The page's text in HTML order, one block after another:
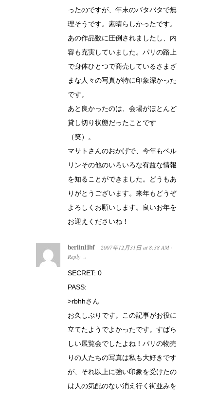
ったのですが、年末のバタバタで無
理そうです。素晴らしかったです。
あの作品数に圧倒されましたし、内
容も充実していました。パリの路上
で身体ひとつで商売しているさまざ
まな人々の写真が特に印象深かった
です。
あと良かったのは、会場がほとんど
貸し切り状態だったことです
（笑）。
マサトさんのおかげで、今年もベル
リンその他のいろいろな有益な情報
を知ることができました。どうもあ
りがとうございます。来年もどうぞ
よろしくお願いします。良いお年を
お迎えくださいね！
berlinHbf 2007年12月31日 at 8:38 AM ·
Reply →
SECRET: 0
PASS:
>rbhhさん
お久しぶりです。この記事がお役に
立てたようでよかったです。すばら
しい展覧会でしたよね！パリの物売
りの人たちの写真は私も大好きです
が、それ以上に強い印象を受けたの
は人の気配のない消え行く街並みを